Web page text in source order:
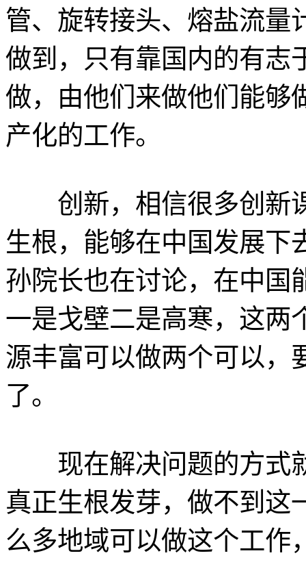
管、旋转接头、熔盐流量
做到，只有靠国内的有志
做，由他们来做他们能够
产化的工作。
创新，相信很多创新
生根，能够在中国发展下
孙院长也在讨论，在中国
一是戈壁二是高寒，这两
源丰富可以做两个可以，
了。
现在解决问题的方式
真正生根发芽，做不到这
么多地域可以做这个工作